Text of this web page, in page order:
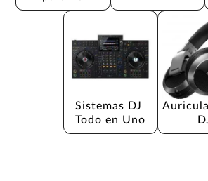
Sistemas DJ
Todo en Uno